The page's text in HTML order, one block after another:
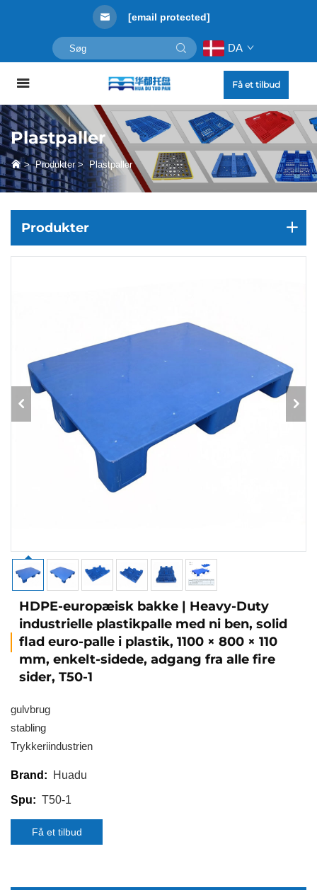
[email protected]
DA
Få et tilbud
Plastpaller
>Produkter>Plastpaller
Produkter
HDPE-europæisk bakke | Heavy-Duty
industrielle plastikpalle med ni ben, solid
flad euro-palle i plastik, 1100 × 800 × 110
mm, enkelt-sidede, adgang fra alle fire
sider, T50-1
gulvbrug
stabling
Trykkeriindustrien
Brand: Huadu
Spu: T50-1
Få et tilbud